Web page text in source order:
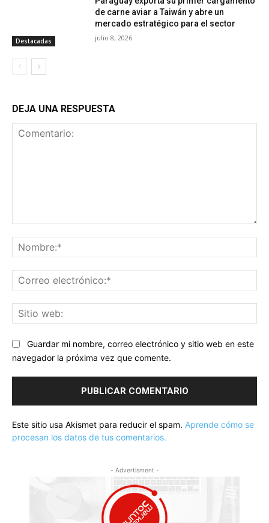
Destacadas
de carne aviar a Taiwán y abre un
mercado estratégico para el sector
julio 8, 2026
DEJA UNA RESPUESTA
Guardar mi nombre, correo electrónico y sitio web en este
navegador la próxima vez que comente.
Este sitio usa Akismet para reducir el spam. Aprende cómo se
procesan los datos de tus comentarios.
- Advertisment -